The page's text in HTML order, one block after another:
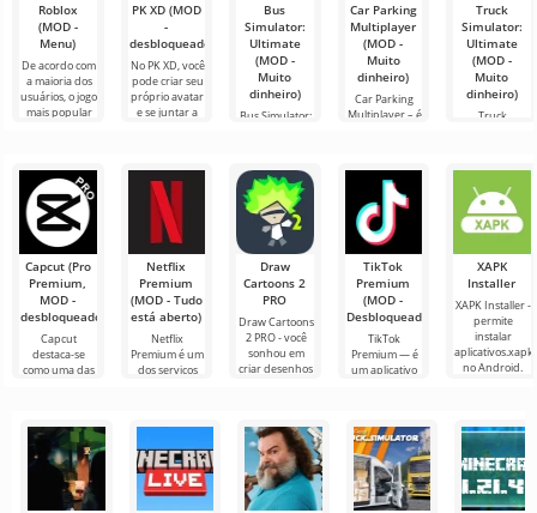
Roblox
(MOD -
Menu)
De acordo com
a maioria dos
usuários, o jogo
mais popular
PK XD (MOD
-
desbloqueado)
No PK XD, você
pode criar seu
próprio avatar
e se juntar a
Bus
Simulator:
Ultimate
(MOD -
Muito
dinheiro)
Bus Simulator:
para Android
que oferece
infinitas
Car Parking
Multiplayer
(MOD -
Muito
dinheiro)
Car Parking
Multiplayer – é
os jogadores
assumem o
papel de
Truck
Simulator:
Ultimate
(MOD -
Muito
dinheiro)
Truck
um simulador
de transporte
de carga e um
Capcut (Pro
Premium,
MOD -
desbloqueado)
Capcut
destaca-se
como uma das
para edição de
vídeo,
garantindo um
Netflix
Premium
(MOD - Tudo
está aberto)
Netflix
Premium é um
dos serviços
programas de
TV em
Draw
Cartoons 2
PRO
Draw Cartoons
2 PRO - você
sonhou em
criar desenhos
até
TikTok
Premium
(MOD -
Desbloqueado)
TikTok
Premium — é
um aplicativo
outros
usuários ou
encontrar
XAPK
Installer
XAPK Installer -
permite
instalar
aplicativos.xapk
no Android.